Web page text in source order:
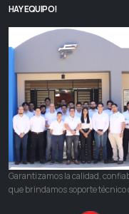
HAY EQUIPO!
Garantizamos la calidad,
que brindamos soporte